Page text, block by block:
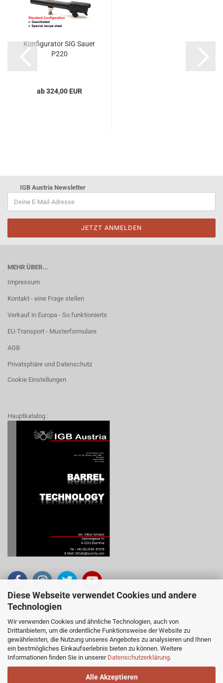
Diese Webseite verwendet Cookies und andere
Technologien
Wir verwenden Cookies und ähnliche Technologien, auch von
Drittanbietern, um die ordentliche Funktionsweise der Website zu
gewährleisten, die Nutzung unseres Angebotes zu analysieren und Ihnen
ein bestmögliches Einkaufserlebnis bieten zu können. Weitere
Informationen finden Sie in unserer Datenschutzerklärung.
Alle Akzeptieren
Konfigurator SIG Sauer
P220
ab 324,00 EUR
IGB Austria Newsletter
MEHR ÜBER...
Impressum
Kontakt - eine Frage stellen
Verkauf in Europa - So funktionierts
EU-Transport - Musterformulare
AGB
Privatsphäre und Datenschutz
Cookie Einstellungen
Hauptkatalog :
IGB Austria - Lauftechnologie
Inh. Viktor Schranz
Gärtnergasse 15, 2251 Ebenthal
Österreich
Telefon +43 (0)2538 87378